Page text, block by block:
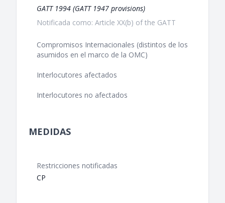
GATT 1994 (GATT 1947 provisions)
Notificada como: Article XX(b) of the GATT
Compromisos Internacionales (distintos de los
asumidos en el marco de la OMC)
Interlocutores afectados
Interlocutores no afectados
MEDIDAS
Restricciones notificadas
CP